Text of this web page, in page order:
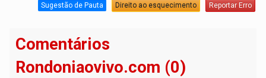
Sugestão de Pauta Direito ao esquecimento Reportar Erro
Comentários
Rondoniaovivo.com (0)